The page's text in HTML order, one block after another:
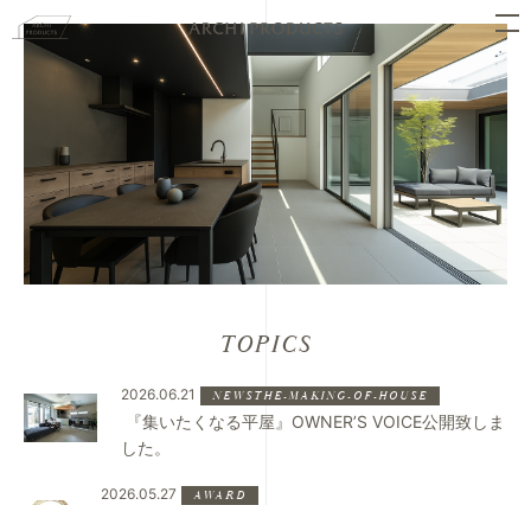
TOPICS
2026.06.21 NEWSTHE-MAKING-OF-HOUSE
⁡ 『集いたくなる平屋』OWNER’S VOICE公開致しま
した。
2026.05.27 AWARD